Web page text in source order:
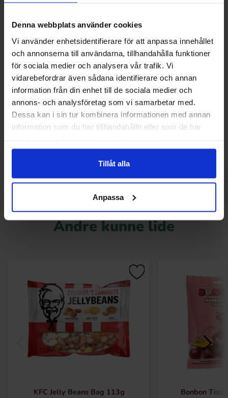
Denna webbplats använder cookies
Vi använder enhetsidentifierare för att anpassa innehållet
och annonserna till användarna, tillhandahålla funktioner
för sociala medier och analysera vår trafik. Vi
vidarebefordrar även sådana identifierare och annan
information från din enhet till de sociala medier och
annons- och analysföretag som vi samarbetar med.
Dessa kan i sin tur kombinera informationen med annan
information som du har tillhandahållit eller som de har
Tillåt alla
Anpassa
Samyang Hot Chicken Flavour Cheese
Ramen 140g x 5st
179.90 kr
Sun Lolly Ice
Andre kunne lide
KFC Jelly Beans Bag 113g Bonbon